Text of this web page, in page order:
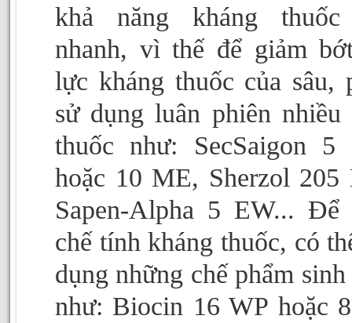
khả năng kháng
nhanh, vì thế để giảm
lực kháng thuốc của sâu,
sử dụng luân phiên nhiều
thuốc như: SecSaigon 5
hoặc 10 ME, Sherzol 205
Sapen-Alpha 5 EW... Để
chế tính kháng thuốc, có
dụng những chế phẩm
như: Biocin 16 WP hoặc